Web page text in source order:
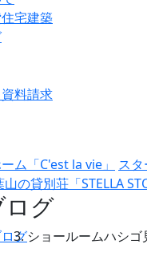
宅建築
料請求
ム「C'est la vie」
ス
の貸別荘「STELLA
ログ
グショールームハシゴ